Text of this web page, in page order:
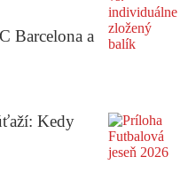
Barcelona a
Kedy